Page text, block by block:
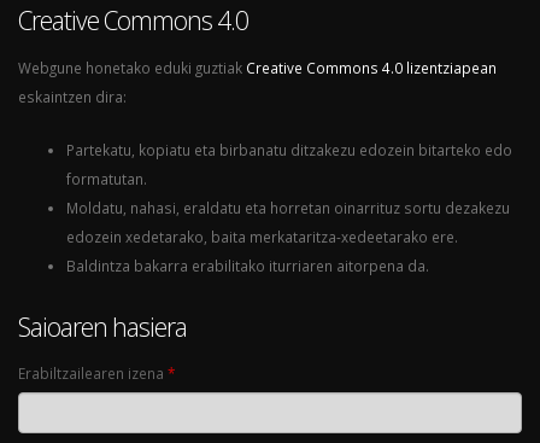
Creative Commons 4.0
Webgune honetako eduki guztiak Creative Commons 4.0 lizentziapean
eskaintzen dira:
Partekatu, kopiatu eta birbanatu ditzakezu edozein bitarteko edo
formatutan.
Moldatu, nahasi, eraldatu eta horretan oinarrituz sortu dezakezu
edozein xedetarako, baita merkataritza-xedeetarako ere.
Baldintza bakarra erabilitako iturriaren aitorpena da.
Saioaren hasiera
Erabiltzailearen izena *